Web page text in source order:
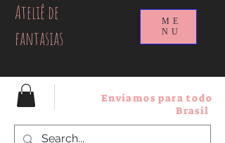
Ateliê de
fantasias
ME
NU
Enviamos para todo
Brasil